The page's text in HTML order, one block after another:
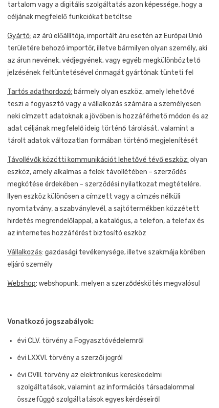
tartalom vagy a digitális szolgáltatás azon képessége, hogy a
céljának megfelelő funkciókat betöltse
Gyártó: az árú előállítója, importált áru esetén az Európai Unió
területére behozó importőr, illetve bármilyen olyan személy, aki
az árun nevének, védjegyének, vagy egyéb megkülönböztető
jelzésének feltüntetésével önmagát gyártónak tünteti fel
Tartós adathordozó: bármely olyan eszköz, amely lehetővé
teszi a fogyasztó vagy a vállalkozás számára a személyesen
neki címzett adatoknak a jövőben is hozzáférhető módon és az
adat céljának megfelelő ideig történő tárolását, valamint a
tárolt adatok változatlan formában történő megjelenítését
Távollévők közötti kommunikációt lehetővé tévő eszköz: olyan
eszköz, amely alkalmas a felek távollétében – szerződés
megkötése érdekében – szerződési nyilatkozat megtételére.
Ilyen eszköz különösen a címzett vagy a címzés nélküli
nyomtatvány, a szabványlevél, a sajtótermékben közzétett
hirdetés megrendelőlappal, a katalógus, a telefon, a telefax és
az internetes hozzáférést biztosító eszköz
Vállalkozás: gazdasági tevékenysége, illetve szakmája körében
eljáró személy
Webshop: webshopunk, melyen a szerződéskötés megvalósul
Vonatkozó jogszabályok:
évi CLV. törvény a Fogyasztóvédelemről
évi LXXVI. törvény a szerzői jogról
évi CVIII. törvény az elektronikus kereskedelmi
szolgáltatások, valamint az információs társadalommal
összefüggő szolgáltatások egyes kérdéseiről